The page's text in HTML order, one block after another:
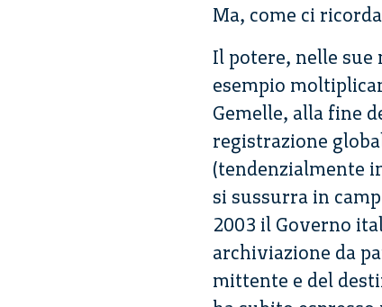
Ma, come ci
Il potere, nelle
esempio
Gemelle, alla fine
registrazione
(tendenzialmente
si sussurra in
2003 il Governo
archiviazione da
mittente e del